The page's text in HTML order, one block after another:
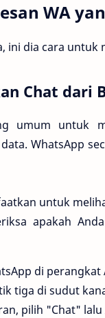
WA
ini dia cara
Chat dari
umum untuk
WhatsApp
untuk
apakah
di perangkat
tiga di sudut
pilih "Chat"